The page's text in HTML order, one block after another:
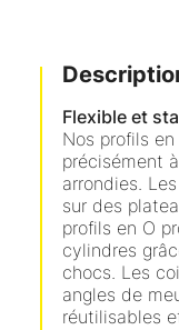
Flexible et
Nos profils en
précisément
arrondies.
sur des
profils en O
cylindres
chocs. Les
angles de
réutilisables